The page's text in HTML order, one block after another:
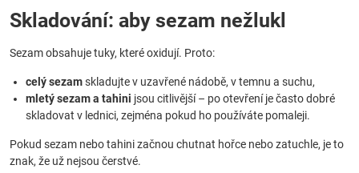
Skladování: aby sezam nežlukl
Sezam obsahuje tuky, které oxidují. Proto:
celý sezamskladujte v uzavřené nádobě, v temnu a suchu,
mletý sezam a tahini jsou citlivější – po otevření je často dobré
skladovat v lednici, zejména pokud ho používáte pomaleji.
Pokud sezam nebo tahini začnou chutnat hořce nebo zatuchle, je to
znak, že už nejsou čerstvé.